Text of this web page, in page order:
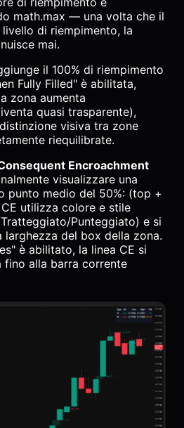
math.max — una volta che il
di riempimento, la
mai.
il 100% di riempimento
Fully Filled" è abilitata,
zona aumenta
quasi trasparente),
visiva tra zone
riequilibrate.
Encroachment
visualizzare una
punto medio del 50%: (top +
utilizza colore e stile
Punteggiato) e si
larghezza del box della zona.
è abilitato, la linea CE si
fino alla barra corrente